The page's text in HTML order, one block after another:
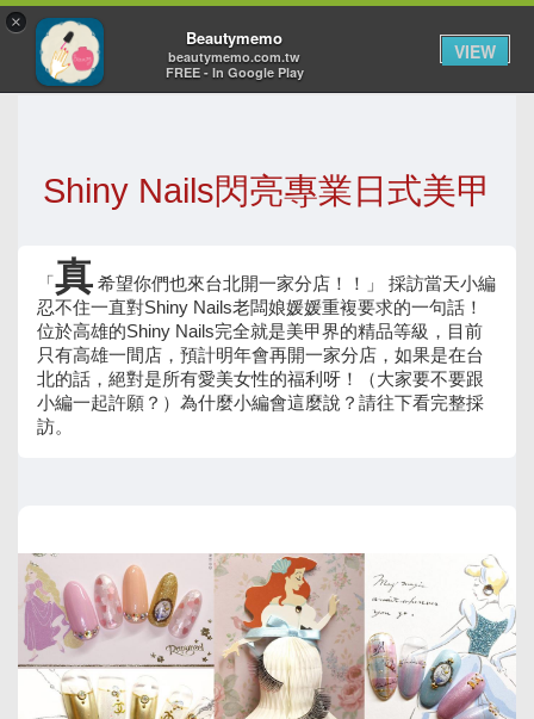
Shiny Nails閃亮專業日式美甲
「真 希望你們也來台北開一家分店！！」 採訪當天小編
忍不住一直對Shiny Nails老闆娘媛媛重複要求的一句話！
位於高雄的Shiny Nails完全就是美甲界的精品等級，目前
只有高雄一間店，預計明年會再開一家分店，如果是在台
北的話，絕對是所有愛美女性的福利呀！（大家要不要跟
小編一起許願？）為什麼小編會這麼說？請往下看完整採
訪。
×
Beautymemo
beautymemo.com.tw
FREE - In Google Play
VIEW